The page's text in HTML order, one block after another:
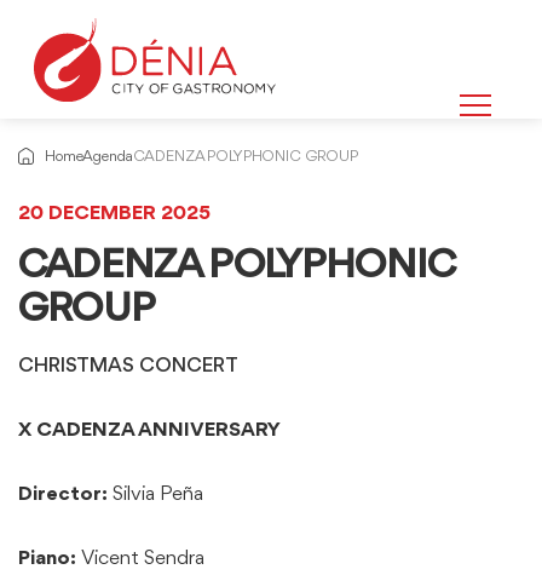
HomeAgendaCADENZA POLYPHONIC GROUP
20 DECEMBER 2025
CADENZA POLYPHONIC
GROUP
CHRISTMAS CONCERT
X CADENZA ANNIVERSARY
Director: Silvia Peña
Piano: Vicent Sendra